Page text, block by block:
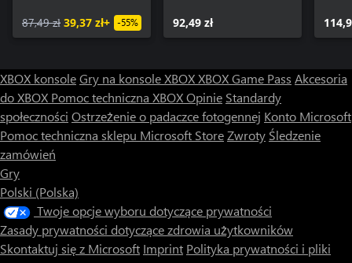
87,49 zł 39,37 zł+ -55% 92,49 zł
XBOX konsoleGry na konsole XBOXXBOX Game Pass Akcesoria
do XBOX Pomoc techniczna XBOXOpinie Standardy
społeczności Ostrzeżenie o padaczce fotogennej Konto Microsoft
Pomoc techniczna sklepu Microsoft StoreZwroty Śledzenie
zamówień
Gry
Polski (Polska)
Twoje opcje wyboru dotyczące prywatności
Zasady prywatności dotyczące zdrowia użytkowników
Skontaktuj się z Microsoft Imprint Polityka prywatności i pliki